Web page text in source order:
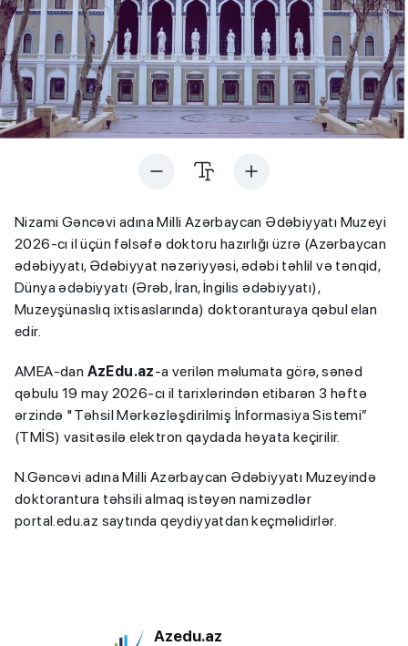
Nizami Gəncəvi adına Milli Azərbaycan Ədəbiyyatı Muzeyi
2026-cı il üçün fəlsəfə doktoru hazırlığı üzrə (Azərbaycan
ədəbiyyatı, Ədəbiyyat nəzəriyyəsi, ədəbi təhlil və tənqid,
Dünya ədəbiyyatı (Ərəb, İran, İngilis ədəbiyyatı),
Muzeyşünaslıq ixtisaslarında) doktoranturaya qəbul elan
edir.
AMEA-dan AzEdu.az-a verilən məlumata görə, sənəd
qəbulu 19 may 2026-cı il tarixlərindən etibarən 3 həftə
ərzində "Təhsil Mərkəzləşdirilmiş İnformasiya Sistemi”
(TMİS) vasitəsilə elektron qaydada həyata keçirilir.
N.Gəncəvi adına Milli Azərbaycan Ədəbiyyatı Muzeyində
doktorantura təhsili almaq istəyən namizədlər
portal.edu.az saytında qeydiyyatdan keçməlidirlər.
Azedu.az